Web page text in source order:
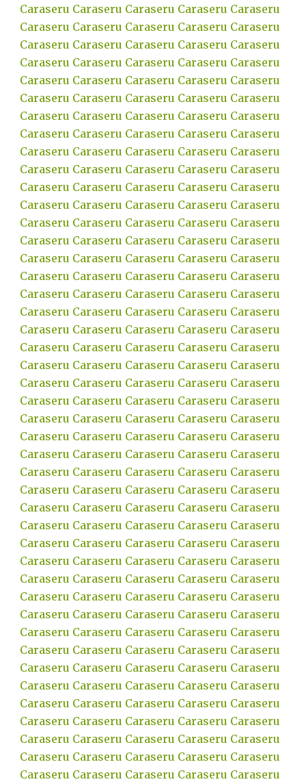
Caraseru Caraseru Caraseru Caraseru Caraseru
Caraseru Caraseru Caraseru Caraseru Caraseru
Caraseru Caraseru Caraseru Caraseru Caraseru
Caraseru Caraseru Caraseru Caraseru Caraseru
Caraseru Caraseru Caraseru Caraseru Caraseru
Caraseru Caraseru Caraseru Caraseru Caraseru
Caraseru Caraseru Caraseru Caraseru Caraseru
Caraseru Caraseru Caraseru Caraseru Caraseru
Caraseru Caraseru Caraseru Caraseru Caraseru
Caraseru Caraseru Caraseru Caraseru Caraseru
Caraseru Caraseru Caraseru Caraseru Caraseru
Caraseru Caraseru Caraseru Caraseru Caraseru
Caraseru Caraseru Caraseru Caraseru Caraseru
Caraseru Caraseru Caraseru Caraseru Caraseru
Caraseru Caraseru Caraseru Caraseru Caraseru
Caraseru Caraseru Caraseru Caraseru Caraseru
Caraseru Caraseru Caraseru Caraseru Caraseru
Caraseru Caraseru Caraseru Caraseru Caraseru
Caraseru Caraseru Caraseru Caraseru Caraseru
Caraseru Caraseru Caraseru Caraseru Caraseru
Caraseru Caraseru Caraseru Caraseru Caraseru
Caraseru Caraseru Caraseru Caraseru Caraseru
Caraseru Caraseru Caraseru Caraseru Caraseru
Caraseru Caraseru Caraseru Caraseru Caraseru
Caraseru Caraseru Caraseru Caraseru Caraseru
Caraseru Caraseru Caraseru Caraseru Caraseru
Caraseru Caraseru Caraseru Caraseru Caraseru
Caraseru Caraseru Caraseru Caraseru Caraseru
Caraseru Caraseru Caraseru Caraseru Caraseru
Caraseru Caraseru Caraseru Caraseru Caraseru
Caraseru Caraseru Caraseru Caraseru Caraseru
Caraseru Caraseru Caraseru Caraseru Caraseru
Caraseru Caraseru Caraseru Caraseru Caraseru
Caraseru Caraseru Caraseru Caraseru Caraseru
Caraseru Caraseru Caraseru Caraseru Caraseru
Caraseru Caraseru Caraseru Caraseru Caraseru
Caraseru Caraseru Caraseru Caraseru Caraseru
Caraseru Caraseru Caraseru Caraseru Caraseru
Caraseru Caraseru Caraseru Caraseru Caraseru
Caraseru Caraseru Caraseru Caraseru Caraseru
Caraseru Caraseru Caraseru Caraseru Caraseru
Caraseru Caraseru Caraseru Caraseru Caraseru
Caraseru Caraseru Caraseru Caraseru Caraseru
Caraseru Caraseru Caraseru Caraseru Caraseru